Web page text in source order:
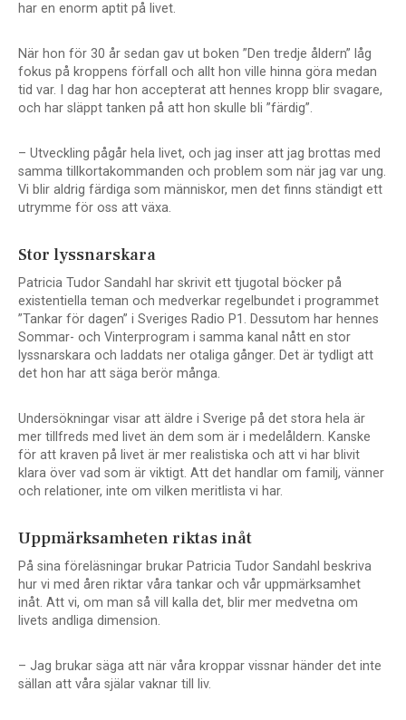
har en enorm aptit på livet.
När hon för 30 år sedan gav ut boken ”Den tredje åldern” låg
fokus på kroppens förfall och allt hon ville hinna göra medan
tid var. I dag har hon accepterat att hennes kropp blir svagare,
och har släppt tanken på att hon skulle bli ”färdig”.
– Utveckling pågår hela livet, och jag inser att jag brottas med
samma tillkortakommanden och problem som när jag var ung.
Vi blir aldrig färdiga som människor, men det finns ständigt ett
utrymme för oss att växa.
Stor lyssnarskara
Patricia Tudor Sandahl har skrivit ett tjugotal böcker på
existentiella teman och medverkar regelbundet i programmet
”Tankar för dagen” i Sveriges Radio P1. Dessutom har hennes
Sommar- och Vinterprogram i samma kanal nått en stor
lyssnarskara och laddats ner otaliga gånger. Det är tydligt att
det hon har att säga berör många.
Undersökningar visar att äldre i Sverige på det stora hela är
mer tillfreds med livet än dem som är i medelåldern. Kanske
för att kraven på livet är mer realistiska och att vi har blivit
klara över vad som är viktigt. Att det handlar om familj, vänner
och relationer, inte om vilken meritlista vi har.
Uppmärksamheten riktas inåt
På sina föreläsningar brukar Patricia Tudor Sandahl beskriva
hur vi med åren riktar våra tankar och vår uppmärksamhet
inåt. Att vi, om man så vill kalla det, blir mer medvetna om
livets andliga dimension.
– Jag brukar säga att när våra kroppar vissnar händer det inte
sällan att våra själar vaknar till liv.